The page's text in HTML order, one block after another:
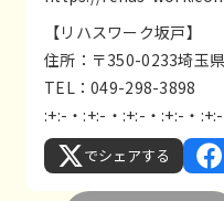
【リハスワーク坂戸】
住所：〒350-0233埼玉
TEL：049-298-3898
:+:-・:+:-・:+:-・:+:-・
でシェアする